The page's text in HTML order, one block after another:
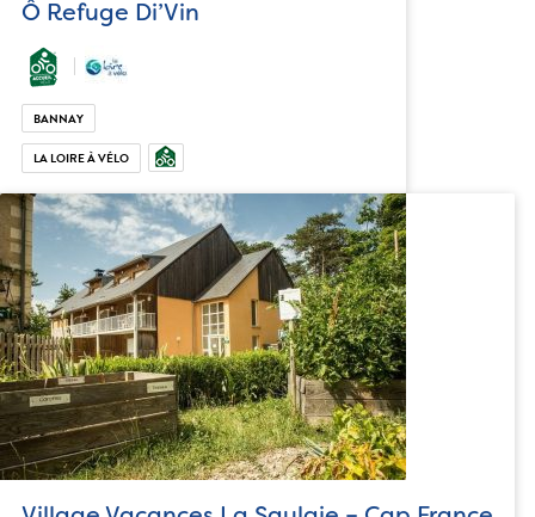
Ô Refuge Di’Vin
BANNAY
LA LOIRE À VÉLO